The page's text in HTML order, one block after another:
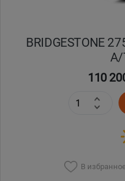
BRIDGESTONE
A/
110
В избранное